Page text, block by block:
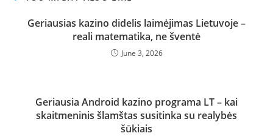
Geriausias kazino didelis laimėjimas Lietuvoje –
reali matematika, ne šventė
June 3, 2026
Geriausia Android kazino programa LT – kai
skaitmeninis šlamštas susitinka su realybės
šūkiais